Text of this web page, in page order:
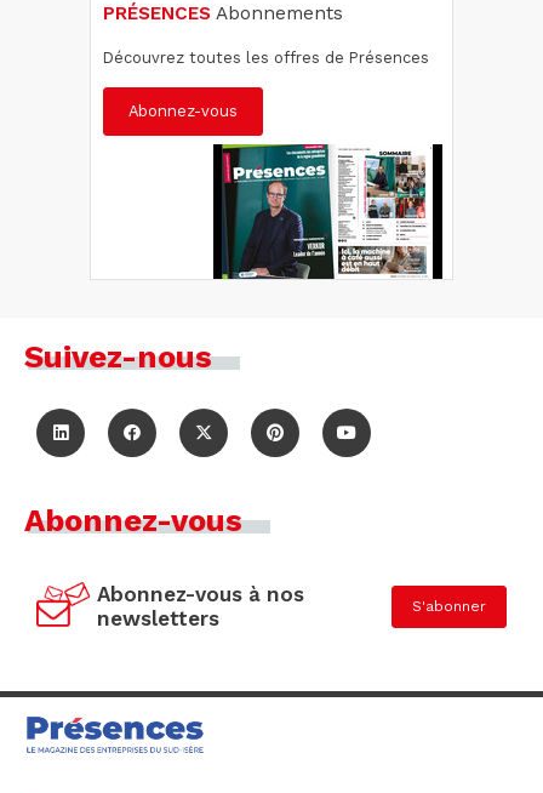
PRÉSENCES Abonnements
Découvrez toutes les offres de Présences
Abonnez-vous
Suivez-nous
Abonnez-vous
Abonnez-vous à nos
newsletters
S'abonner